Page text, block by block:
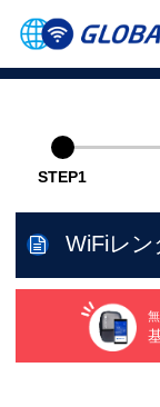
STEP1
WiFiレ